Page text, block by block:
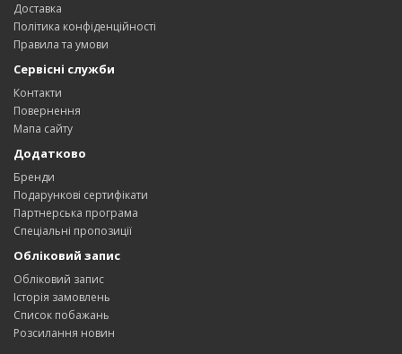
Доставка
Політика конфіденційності
Правила та умови
Сервісні служби
Контакти
Повернення
Мапа сайту
Додатково
Бренди
Подарункові сертифікати
Партнерська програма
Спеціальні пропозиції
Обліковий запис
Обліковий запис
Історія замовлень
Список побажань
Розсилання новин